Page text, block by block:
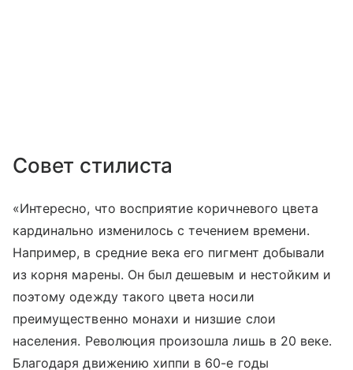
Совет стилиста
«Интересно, что восприятие коричневого цвета
кардинально изменилось с течением времени.
Например, в средние века его пигмент добывали
из корня марены. Он был дешевым и нестойким и
поэтому одежду такого цвета носили
преимущественно монахи и низшие слои
населения. Революция произошла лишь в 20 веке.
Благодаря движению хиппи в 60-е годы